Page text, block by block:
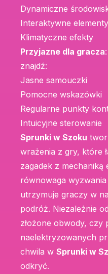
Dynamiczne
Interaktywne elementy
Klimatyczne efekty
Przyjazne dla gracza
znajdź:
Jasne samouczki
Pomocne wskazówki
Regularne punkty
Intuicyjne sterowanie
Sprunki w Szoku
wrażenia z gry, które
zagadek z mechaniką
równowaga
utrzymuje graczy w
podróż. Niezależnie
złożone obwody, czy
naelektryzowanych
chwila w Sprunki w
odkryć.